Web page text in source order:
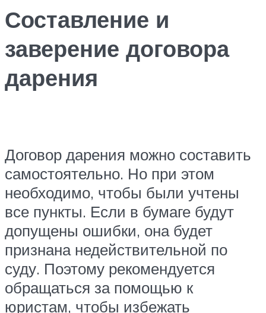
Составление и
заверение договора
дарения
Договор дарения можно составить
самостоятельно. Но при этом
необходимо, чтобы были учтены
все пункты. Если в бумаге будут
допущены ошибки, она будет
признана недействительной по
суду. Поэтому рекомендуется
обращаться за помощью к
юристам, чтобы избежать